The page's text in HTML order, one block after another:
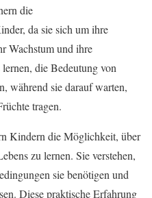
die
da sie sich um ihre
Wachstum und ihre
die Bedeutung von
während sie darauf warten,
tragen.
Kindern die Möglichkeit, über
zu lernen. Sie verstehen,
sie benötigen und
Diese praktische Erfahrung